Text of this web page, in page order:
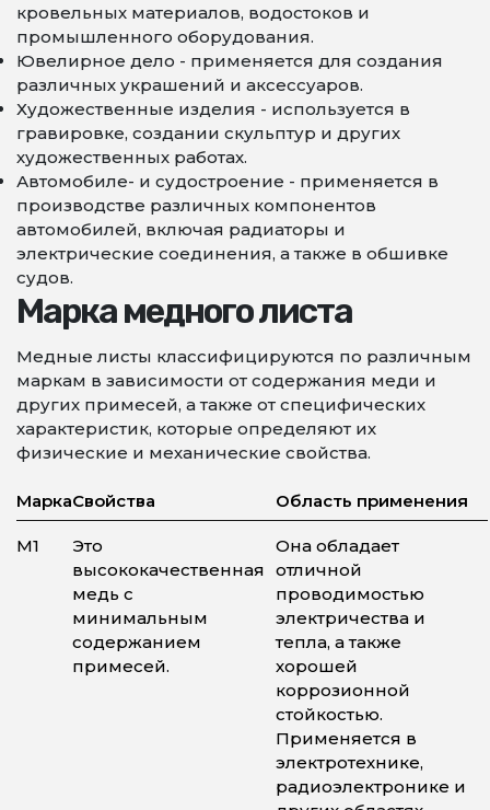
кровельных материалов, водостоков и
промышленного оборудования.
Ювелирное дело - применяется для создания
различных украшений и аксессуаров.
Художественные изделия - используется в
гравировке, создании скульптур и других
художественных работах.
Автомобиле- и судостроение - применяется в
производстве различных компонентов
автомобилей, включая радиаторы и
электрические соединения, а также в обшивке
судов.
Марка медного листа
Медные листы классифицируются по различным
маркам в зависимости от содержания меди и
других примесей, а также от специфических
характеристик, которые определяют их
физические и механические свойства.
МаркаСвойства Область применения
М1
Это
высококачественная
медь с
минимальным
содержанием
примесей.
Она обладает
отличной
проводимостью
электричества и
тепла, а также
хорошей
коррозионной
стойкостью.
Применяется в
электротехнике,
радиоэлектронике и